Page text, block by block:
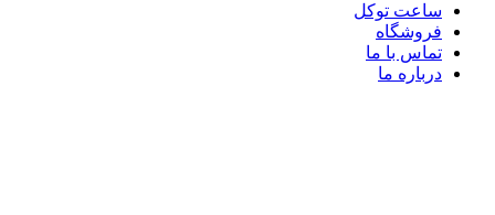
ساعت توکل
فروشگاه
تماس با ما
درباره ما